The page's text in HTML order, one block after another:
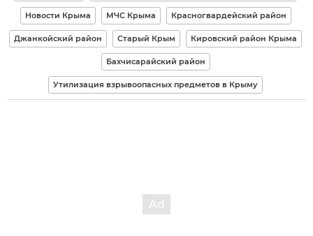
Новости Крыма МЧС Крыма Красногвардейский район
Джанкойский район Старый Крым Кировский район Крыма
Бахчисарайский район
Утилизация взрывоопасных предметов в Крыму